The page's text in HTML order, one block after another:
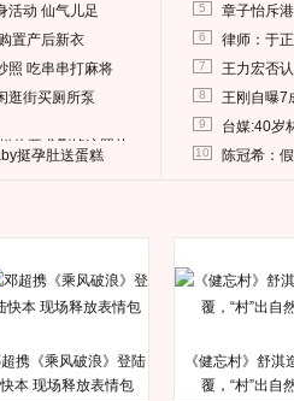
活动 仙气儿足
置产后新衣
照 吃串串打麻将
逛街买厕所泵
体要求删掉这照片
挺孕肚送蛋糕
5 章子怡斥
6 律师：于
7 王力宏否
8 王刚自曝7
9 台媒:40岁
10 陈冠希：
携《乘风破浪》登陆
快本 现场释放表情包
《健忘村》舒淇
覆，“村”出自